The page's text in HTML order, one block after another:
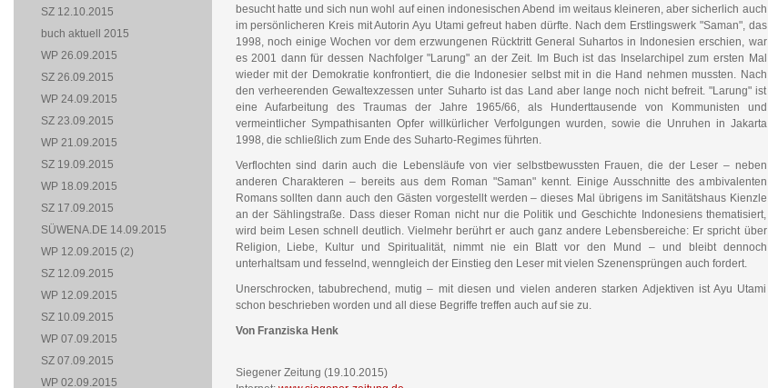
besucht hatte und sich nun wohl auf einen indonesischen Abend im weitaus kleineren, aber sicherlich auch
im persönlicheren Kreis mit Autorin Ayu Utami gefreut haben dürfte. Nach dem Erstlingswerk "Saman", das
1998, noch einige Wochen vor dem erzwungenen Rücktritt General Suhartos in Indonesien erschien, war
es 2001 dann für dessen Nachfolger "Larung" an der Zeit. Im Buch ist das Inselarchipel zum ersten Mal
wieder mit der Demokratie konfrontiert, die die Indonesier selbst mit in die Hand nehmen mussten. Nach
den verheerenden Gewaltexzessen unter Suharto ist das Land aber lange noch nicht befreit. "Larung" ist
eine Aufarbeitung des Traumas der Jahre 1965/66, als Hunderttausende von Kommunisten und
vermeintlicher Sympathisanten Opfer willkürlicher Verfolgungen wurden, sowie die Unruhen in Jakarta
1998, die schließlich zum Ende des Suharto-Regimes führten.
Verflochten sind darin auch die Lebensläufe von vier selbstbewussten Frauen, die der Leser – neben
anderen Charakteren – bereits aus dem Roman "Saman" kennt. Einige Ausschnitte des ambivalenten
Romans sollten dann auch den Gästen vorgestellt werden – dieses Mal übrigens im Sanitätshaus Kienzle
an der Sählingstraße. Dass dieser Roman nicht nur die Politik und Geschichte Indonesiens thematisiert,
wird beim Lesen schnell deutlich. Vielmehr berührt er auch ganz andere Lebensbereiche: Er spricht über
Religion, Liebe, Kultur und Spiritualität, nimmt nie ein Blatt vor den Mund – und bleibt dennoch
unterhaltsam und fesselnd, wenngleich der Einstieg den Leser mit vielen Szenensprüngen auch fordert.
Unerschrocken, tabubrechend, mutig – mit diesen und vielen anderen starken Adjektiven ist Ayu Utami
schon beschrieben worden und all diese Begriffe treffen auch auf sie zu.
Von Franziska Henk
Siegener Zeitung (19.10.2015)
SZ 12.10.2015
buch aktuell 2015
WP 26.09.2015
SZ 26.09.2015
WP 24.09.2015
SZ 23.09.2015
WP 21.09.2015
SZ 19.09.2015
WP 18.09.2015
SZ 17.09.2015
SÜWENA.DE 14.09.2015
WP 12.09.2015 (2)
SZ 12.09.2015
WP 12.09.2015
SZ 10.09.2015
WP 07.09.2015
SZ 07.09.2015
WP 02.09.2015